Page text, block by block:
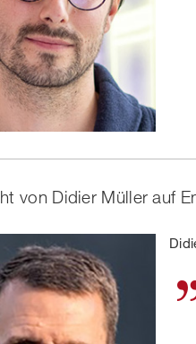
von Didier Müller auf